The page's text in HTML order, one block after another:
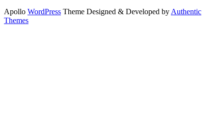
Apollo WordPress Theme Designed & Developed by Authentic
Themes